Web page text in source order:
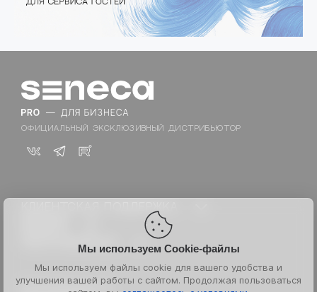
Мы используем Cookie-файлы
Мы используем файлы cookie для вашего удобства и
улучшения вашей работы с сайтом. Продолжая пользоваться
ОФИЦИАЛЬНЫЙ ЭКСКЛЮЗИВНЫЙ ДИСТРИБЬЮТОР
K18
Каталог для PRO
Акции
Блог
ОБСЛУЖИВАНИЕ
Документы сайта
Партнерам
© 2026 Senecapeople